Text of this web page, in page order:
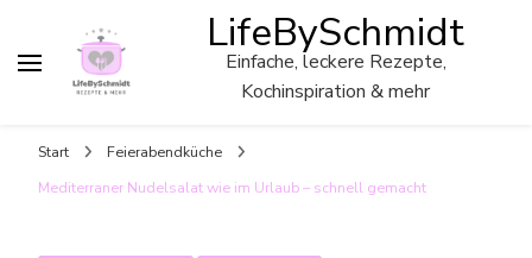
LifeBySchmidt
Einfache, leckere Rezepte,
Kochinspiration & mehr
Start
Feierabendküche
Mediterraner Nudelsalat wie im Urlaub – schnell gemacht